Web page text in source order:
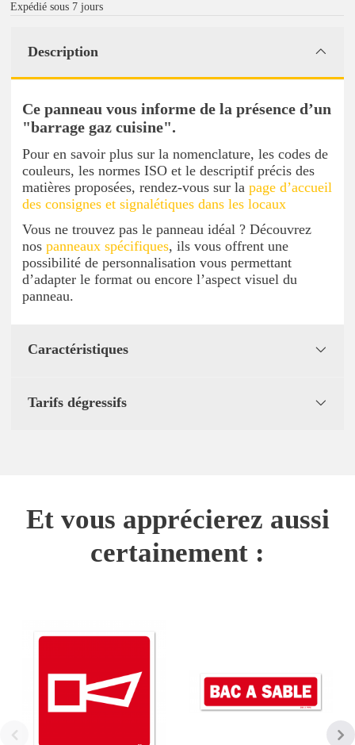
Expédié sous 7 jours
Description
Ce panneau vous informe de la présence d’un
"barrage gaz cuisine".
Pour en savoir plus sur la nomenclature, les codes de
couleurs, les normes ISO et le descriptif précis des
matières proposées, rendez-vous sur la page d’accueil
des consignes et signalétiques dans les locaux
Vous ne trouvez pas le panneau idéal ? Découvrez
nos panneaux spécifiques, ils vous offrent une
possibilité de personnalisation vous permettant
d’adapter le format ou encore l’aspect visuel du
panneau.
Caractéristiques
Tarifs dégressifs
Et vous apprécierez aussi
certainement :